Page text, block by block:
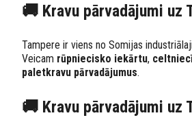
🚚 Kravu pārvadājumi uz
Tampere ir viens no Somijas
Veicam rūpniecisko iekārtu,
paletkravu pārvadājumus.
🚚 Kravu pārvadājumi uz